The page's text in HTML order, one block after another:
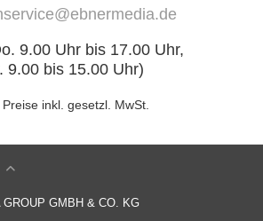
9.00 Uhr bis 17.00 Uhr,
9.00 bis 15.00 Uhr)
Preise inkl. gesetzl. MwSt.
GMBH & CO. KG